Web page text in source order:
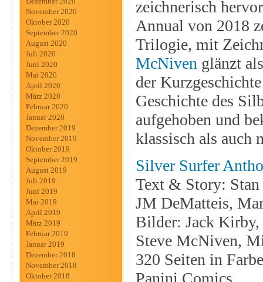
November 2020
Oktober 2020
September 2020
August 2020
Juli 2020
Juni 2020
Mai 2020
April 2020
März 2020
Februar 2020
Januar 2020
Dezember 2019
November 2019
Oktober 2019
September 2019
August 2019
Juli 2019
Juni 2019
Mai 2019
April 2019
März 2019
Februar 2019
Januar 2019
Dezember 2018
November 2018
Oktober 2018
zeichnerisch
Annual von 2018
Trilogie, mit
McNiven glänzt
der
Geschichte des
aufgehoben und
klassisch als auch
Silver Surfer
Text & Story: Stan
JM DeMatteis,
Bilder: Jack Kirby,
Steve McNiven,
320 Seiten in
Panini Comics